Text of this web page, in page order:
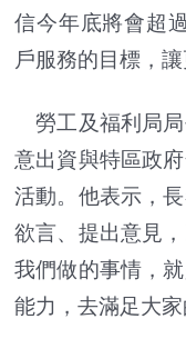
信今年底將會超
戶服務的目標，讓
勞工及福利局局
意出資與特區政
活動。他表示，
欲言、提出意見
我們做的事情，
能力，去滿足大家